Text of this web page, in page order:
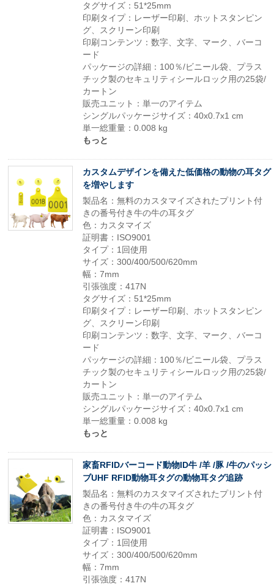
タグサイズ：51*25mm
印刷タイプ：レーザー印刷、ホットスタンピン
グ、スクリーン印刷
印刷コンテンツ：数字、文字、マーク、バーコ
ード
パッケージの詳細：100％/ビニール袋、プラス
チック製のセキュリティシールロック用の25袋/
カートン
販売ユニット：単一のアイテム
シングルパッケージサイズ：40x0.7x1 cm
単一総重量：0.008 kg
もっと
カスタムデザインを備えた低価格の動物の耳タグ
を増やします
製品名：無料のカスタマイズされたプリント付
きの番号付き牛の牛の耳タグ
色：カスタマイズ
証明書：ISO9001
タイプ：1回使用
サイズ：300/400/500/620mm
幅：7mm
引張強度：417N
タグサイズ：51*25mm
印刷タイプ：レーザー印刷、ホットスタンピン
グ、スクリーン印刷
印刷コンテンツ：数字、文字、マーク、バーコ
ード
パッケージの詳細：100％/ビニール袋、プラス
チック製のセキュリティシールロック用の25袋/
カートン
販売ユニット：単一のアイテム
シングルパッケージサイズ：40x0.7x1 cm
単一総重量：0.008 kg
もっと
家畜RFIDバーコード動物ID牛 /羊 /豚 /牛のパッシ
ブUHF RFID動物耳タグの動物耳タグ追跡
製品名：無料のカスタマイズされたプリント付
きの番号付き牛の牛の耳タグ
色：カスタマイズ
証明書：ISO9001
タイプ：1回使用
サイズ：300/400/500/620mm
幅：7mm
引張強度：417N